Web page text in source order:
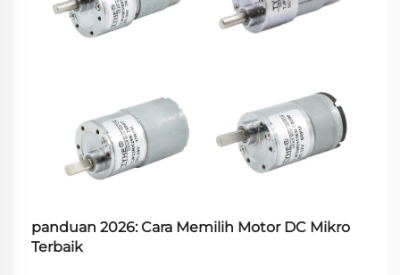
panduan 2026: Cara Memilih Motor DC Mikro
Terbaik